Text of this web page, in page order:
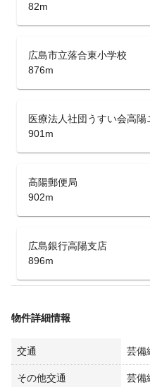
82m
広島市立落合東小学校
876m
医療法人社団うすい会高
901m
高陽郵便局
902m
広島銀行高陽支店
896m
物件詳細情報
交通 芸備
その他交通 芸備